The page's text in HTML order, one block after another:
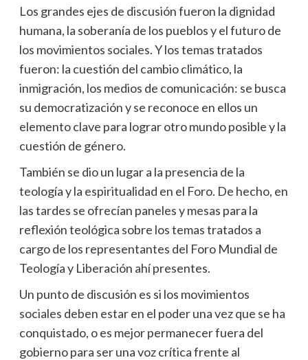
Los grandes ejes de discusión fueron la dignidad
humana, la soberanía de los pueblos y el futuro de
los movimientos sociales. Y los temas tratados
fueron: la cuestión del cambio climático, la
inmigración, los medios de comunicación: se busca
su democratización y se reconoce en ellos un
elemento clave para lograr otro mundo posible y la
cuestión de género.
También se dio un lugar a la presencia de la
teología y la espiritualidad en el Foro. De hecho, en
las tardes se ofrecían paneles y mesas para la
reflexión teológica sobre los temas tratados a
cargo de los representantes del Foro Mundial de
Teología y Liberación ahí presentes.
Un punto de discusión es si los movimientos
sociales deben estar en el poder una vez que se ha
conquistado, o es mejor permanecer fuera del
gobierno para ser una voz crítica frente al